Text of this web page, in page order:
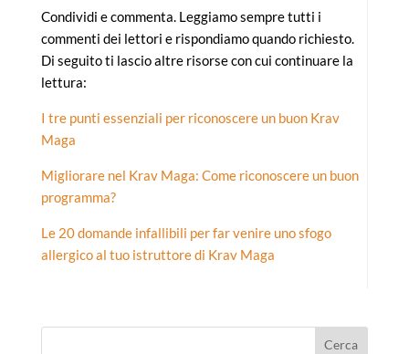
Condividi e commenta. Leggiamo sempre tutti i
commenti dei lettori e rispondiamo quando richiesto.
Di seguito ti lascio altre risorse con cui continuare la
lettura:
I tre punti essenziali per riconoscere un buon Krav
Maga
Migliorare nel Krav Maga: Come riconoscere un buon
programma?
Le 20 domande infallibili per far venire uno sfogo
allergico al tuo istruttore di Krav Maga
Cerca